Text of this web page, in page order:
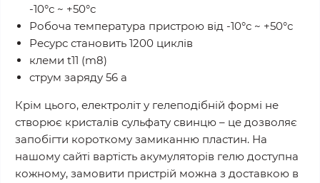
-10°с ~ +50°с
Робоча температура пристрою від -10°с ~ +50°с
Ресурс становить 1200 циклів
клеми t11 (m8)
струм заряду 56 a
Крім цього, електроліт у гелеподібній формі не
створює кристалів сульфату свинцю – це дозволяє
запобігти короткому замиканню пластин. На
нашому сайті вартість акумуляторів гелю доступна
кожному, замовити пристрій можна з доставкою в